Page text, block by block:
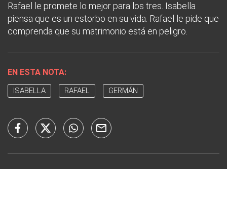
Rafael le promete lo mejor para los tres. Isabella
piensa que es un estorbo en su vida. Rafael le pide que
comprenda que su matrimonio está en peligro.
EN ESTA NOTA:
ISABELLA RAFAEL GERMÁN